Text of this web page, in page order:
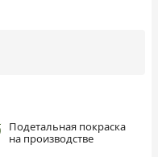
Подетальная покраска
на производстве